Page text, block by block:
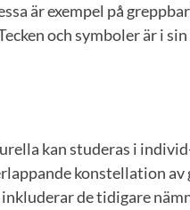
är exempel på
och symboler är i
kan studeras i
konstellation av
de tidigare